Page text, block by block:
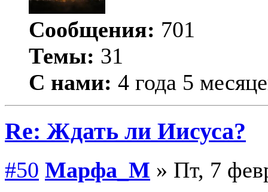
Сообщения: 701
Темы: 31
С нами: 4 года 5
Re: Ждать ли Иисуса?
#50 Марфа_М » Пт, 7